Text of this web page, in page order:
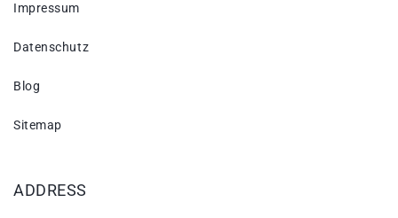
Impressum
Datenschutz
Blog
Sitemap
ADDRESS